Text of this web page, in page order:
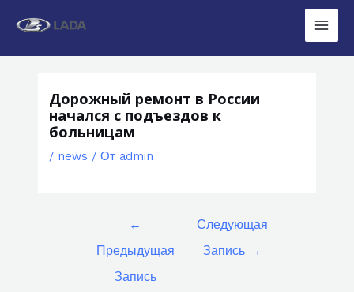
Main
Дорожный ремонт в России
начался с подъездов к
больницам
/ news / От admin
←
Предыдущая
Запись
Следующая
Запись →